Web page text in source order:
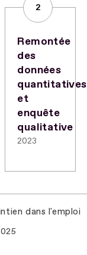
2
Remontée
des
données
quantitatives
et
enquête
qualitative
2023
dans l'emploi